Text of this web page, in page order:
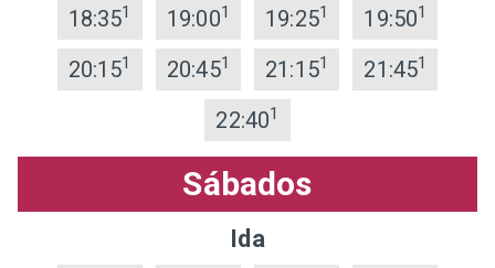
18:351 19:001 19:251 19:501
20:151 20:451 21:151 21:451
22:401
Sábados
Ida